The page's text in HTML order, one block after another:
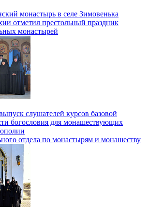
монастырь в селе Зимовенька
отметил престольный праздник
монастырей
слушателей курсов базовой
богословия для монашествующих
отдела по монастырям и монашеству